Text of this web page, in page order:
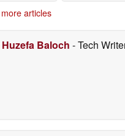
articles
Huzefa Baloch - Tech